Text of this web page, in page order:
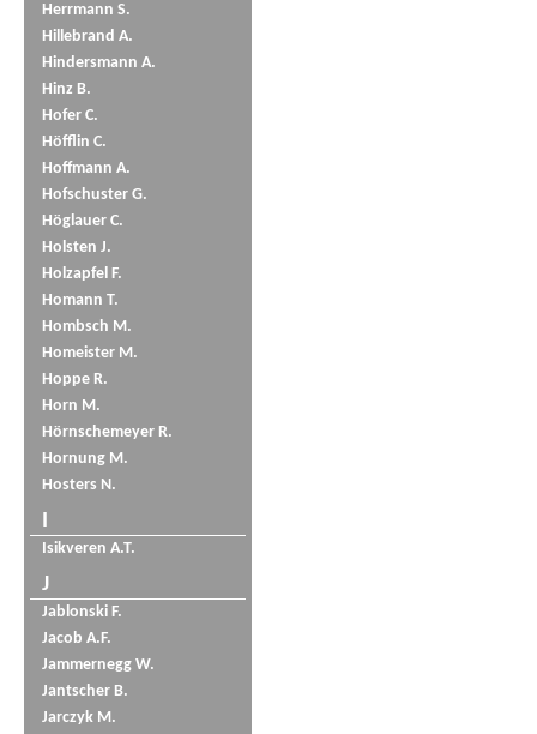
Herrmann S.
Hillebrand A.
Hindersmann A.
Hinz B.
Hofer C.
Höfflin C.
Hoffmann A.
Hofschuster G.
Höglauer C.
Holsten J.
Holzapfel F.
Homann T.
Hombsch M.
Homeister M.
Hoppe R.
Horn M.
Hörnschemeyer R.
Hornung M.
Hosters N.
I
Isikveren A.T.
J
Jablonski F.
Jacob A.F.
Jammernegg W.
Jantscher B.
Jarczyk M.